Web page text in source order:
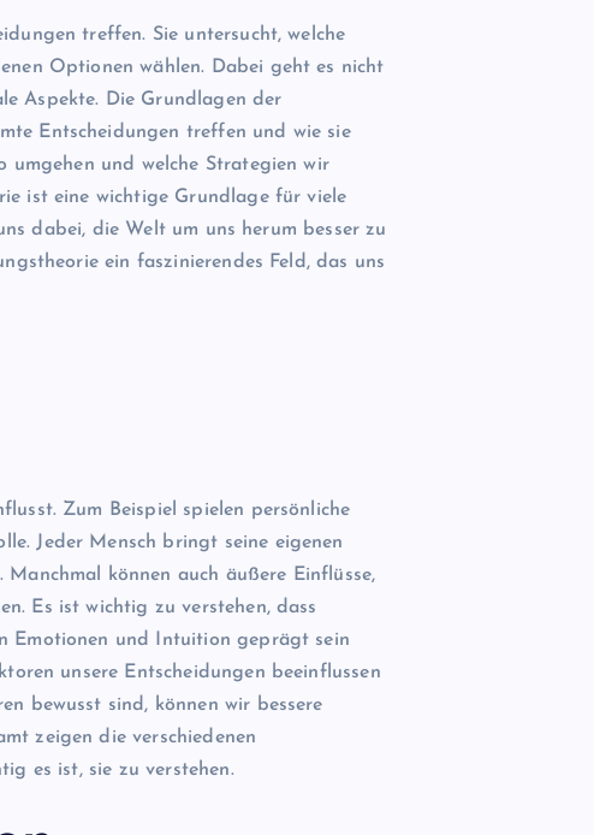
treffen. Sie untersucht, welche
Optionen wählen. Dabei geht es nicht
Aspekte. Die Grundlagen der
Entscheidungen treffen und wie sie
umgehen und welche Strategien wir
ist eine wichtige Grundlage für viele
dabei, die Welt um uns herum besser zu
ein faszinierendes Feld, das uns
Zum Beispiel spielen persönliche
Jeder Mensch bringt seine eigenen
können auch äußere Einflüsse,
Es ist wichtig zu verstehen, dass
Emotionen und Intuition geprägt sein
unsere Entscheidungen beeinflussen
bewusst sind, können wir bessere
zeigen die verschiedenen
es ist, sie zu verstehen.